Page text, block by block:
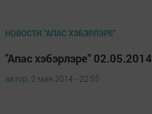
НОВОСТИ "АПАС ХЭБЭРЛЭРЕ"
"Апас хэбэрлэре" 02.05.2014
автор, 2 мая 2014 - 22:55